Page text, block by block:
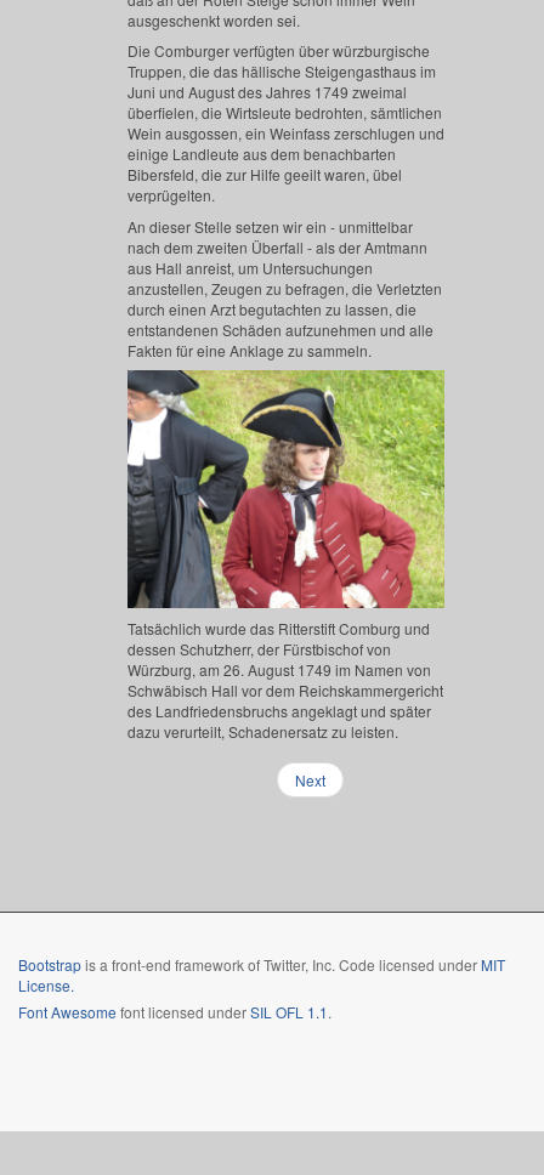
ausgeschenkt worden sei.
Die Comburger verfügten über würzburgische
Truppen, die das hällische Steigengasthaus im
Juni und August des Jahres 1749 zweimal
überfielen, die Wirtsleute bedrohten, sämtlichen
Wein ausgossen, ein Weinfass zerschlugen und
einige Landleute aus dem benachbarten
Bibersfeld, die zur Hilfe geeilt waren, übel
verprügelten.
An dieser Stelle setzen wir ein - unmittelbar
nach dem zweiten Überfall - als der Amtmann
aus Hall anreist, um Untersuchungen
anzustellen, Zeugen zu befragen, die Verletzten
durch einen Arzt begutachten zu lassen, die
entstandenen Schäden aufzunehmen und alle
Fakten für eine Anklage zu sammeln.
Tatsächlich wurde das Ritterstift Comburg und
dessen Schutzherr, der Fürstbischof von
Würzburg, am 26. August 1749 im Namen von
Schwäbisch Hall vor dem Reichskammergericht
des Landfriedensbruchs angeklagt und später
dazu verurteilt, Schadenersatz zu leisten.
Next
Bootstrapis a front-end framework of Twitter, Inc. Code licensed under MIT
License.
Font Awesome font licensed underSIL OFL 1.1.